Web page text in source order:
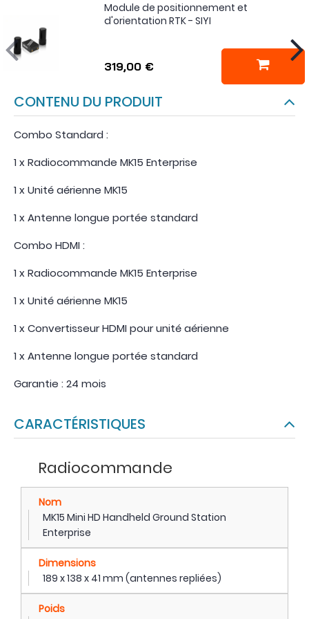
Module de positionnement et
d'orientation RTK - SIYI
319,00 €
CONTENU DU PRODUIT
Combo Standard :
1 x Radiocommande MK15 Enterprise
1 x Unité aérienne MK15
1 x Antenne longue portée standard
Combo HDMI :
1 x Radiocommande MK15 Enterprise
1 x Unité aérienne MK15
1 x Convertisseur HDMI pour unité aérienne
1 x Antenne longue portée standard
Garantie : 24 mois
CARACTÉRISTIQUES
Radiocommande
Nom
MK15 Mini HD Handheld Ground Station
Enterprise
Dimensions
189 x 138 x 41 mm (antennes repliées)
Poids